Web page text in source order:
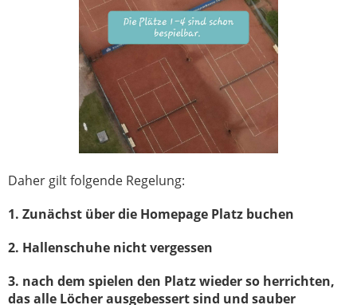
Daher gilt folgende Regelung:
1. Zunächst über die Homepage Platz buchen
2. Hallenschuhe nicht vergessen
3. nach dem spielen den Platz wieder so herrichten,
das alle Löcher ausgebessert sind und sauber